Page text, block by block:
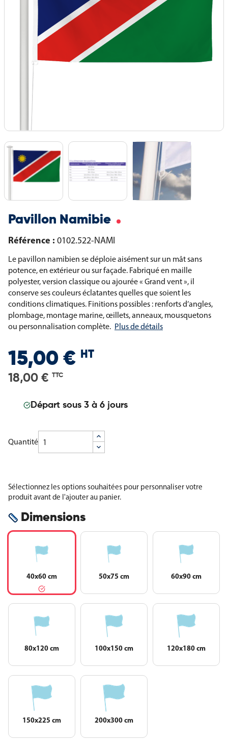
Pavillon Namibie
Référence : 0102.522-NAMI
Le pavillon namibien se déploie aisément sur un mât sans
potence, en extérieur ou sur façade. Fabriqué en maille
polyester, version classique ou ajourée « Grand vent », il
conserve ses couleurs éclatantes quelles que soient les
conditions climatiques. Finitions possibles : renforts d’angles,
plombage, montage marine, œillets, anneaux, mousquetons
ou personnalisation complète. Plus de détails
15,00 € HT
18,00 € TTC
Départ sous 3 à 6 jours
Quantité
Sélectionnez les options souhaitées pour personnaliser votre
produit avant de l'ajouter au panier.
Dimensions
40x60 cm 50x75 cm 60x90 cm
80x120 cm 100x150 cm 120x180 cm
150x225 cm 200x300 cm